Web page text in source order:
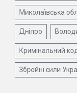
Миколаївська
Дніпро
Кримінальний
Збройні сили